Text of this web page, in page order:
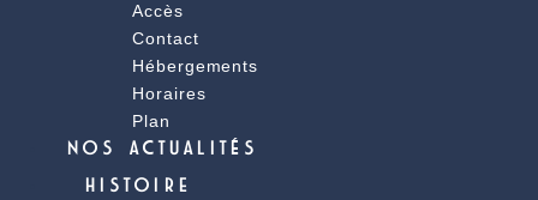
Accès
Contact
Hébergements
Horaires
Plan
NOS ACTUALITÉS
HISTOIRE